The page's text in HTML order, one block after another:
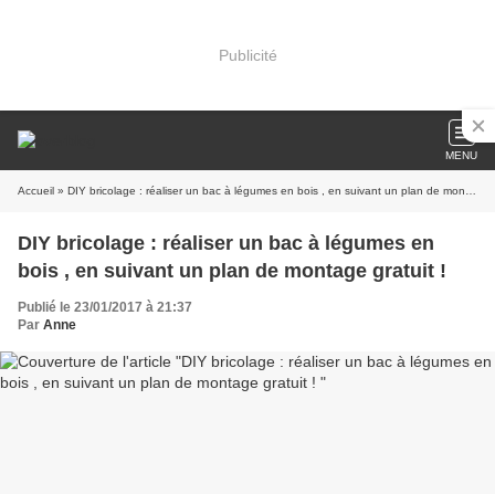
Publicité
MENU
Accueil » DIY bricolage : réaliser un bac à légumes en bois , en suivant un plan de montage gratuit !
DIY bricolage : réaliser un bac à légumes en
bois , en suivant un plan de montage gratuit !
Publié le 23/01/2017 à 21:37
Par Anne